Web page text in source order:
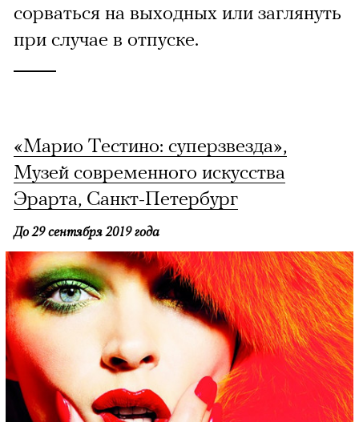
сорваться на выходных или заглянуть
при случае в отпуске.
«Марио Тестино: суперзвезда»,
Музей современного искусства
Эрарта, Санкт-Петербург
До 29 сентября 2019 года